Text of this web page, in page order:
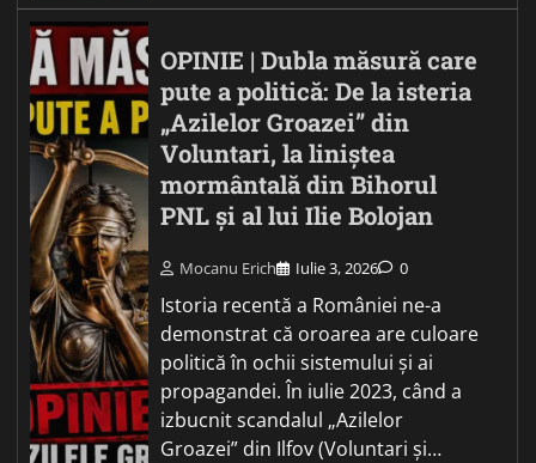
OPINIE | Dubla măsură care
pute a politică: De la isteria
„Azilelor Groazei” din
Voluntari, la liniștea
mormântală din Bihorul
PNL și al lui Ilie Bolojan
Mocanu Erich Iulie 3, 2026 0
Istoria recentă a României ne-a
demonstrat că oroarea are culoare
politică în ochii sistemului și ai
propagandei. În iulie 2023, când a
izbucnit scandalul „Azilelor
Groazei” din Ilfov (Voluntari și…